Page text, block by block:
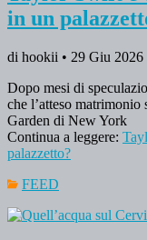
in un
di hookii • 29 Giu 2026
Dopo mesi di
che l’atteso
Garden di New York
Continua a leggere:
palazzetto?
FEED